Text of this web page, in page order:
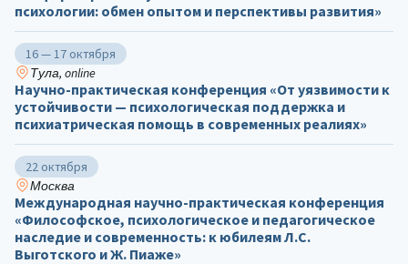
психологии: обмен опытом и перспективы развития»
16 — 17 октября
Тула, online
Научно-практическая конференция «От уязвимости к
устойчивости — психологическая поддержка и
психиатрическая помощь в современных реалиях»
22 октября
Москва
Международная научно-практическая конференция
«Философское, психологическое и педагогическое
наследие и современность: к юбилеям Л.С.
Выготского и Ж. Пиаже»